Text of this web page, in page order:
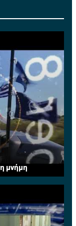
εταιρεία
στο
2013 εργαζόταν
και
στο Τμήμα
και την
τον Ιούλιο
Διευθυντή
Εργασιών
των 25
θέματα.
Έχει
Institute of
μνήμη